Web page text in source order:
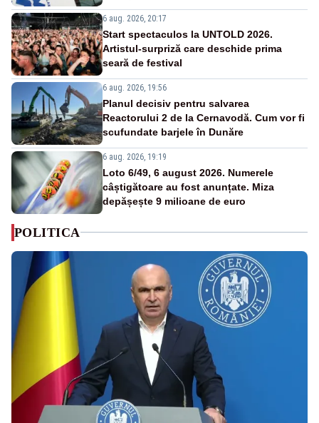
6 aug. 2026, 20:17
Start spectaculos la UNTOLD 2026.
Artistul-surpriză care deschide prima
seară de festival
6 aug. 2026, 19:56
Planul decisiv pentru salvarea
Reactorului 2 de la Cernavodă. Cum vor fi
scufundate barjele în Dunăre
6 aug. 2026, 19:19
Loto 6/49, 6 august 2026. Numerele
câștigătoare au fost anunțate. Miza
depășește 9 milioane de euro
POLITICA